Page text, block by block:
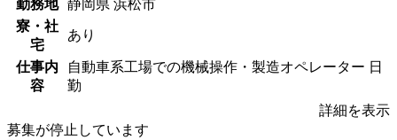
勤務地
静岡県 浜松市
寮・社
宅
あり
仕事内
容
自動車系工場での機械操作・製造オペレーター 日
勤
詳細を表示
募集が停止しています